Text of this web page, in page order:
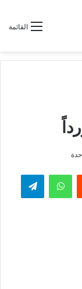
القائمة
واتساب